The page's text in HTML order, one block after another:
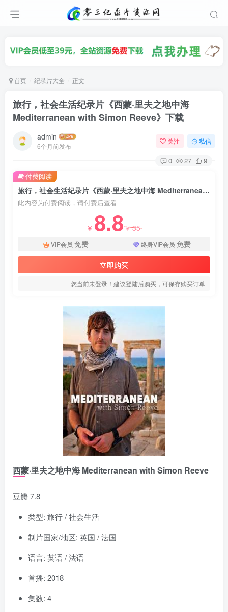
首页 纪录片大全 正文
旅行，社会生活纪录片《西蒙·里夫之地中海
Mediterranean with Simon Reeve》下载
admin
6个月前发布
关注 私信
0 27 9
旅行，社会生活纪录片《西蒙·里夫之地中海 Mediterranean with Simon Reeve》下载
此内容为付费阅读，请付费后查看
￥ 8.8￥35
VIP会员 免费 终身VIP会员 免费
立即购买
您当前未登录！建议登陆后购买，可保存购买订单
付费阅读
西蒙·里夫之地中海 Mediterranean with Simon Reeve
豆瓣 7.8
类型: 旅行 / 社会生活
制片国家/地区: 英国 / 法国
语言: 英语 / 法语
首播: 2018
集数: 4